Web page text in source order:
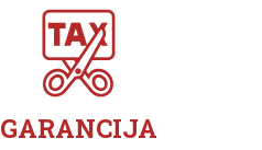
GARANCIJA